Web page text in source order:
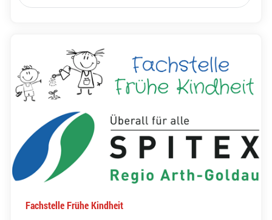
Fachstelle Frühe Kindheit